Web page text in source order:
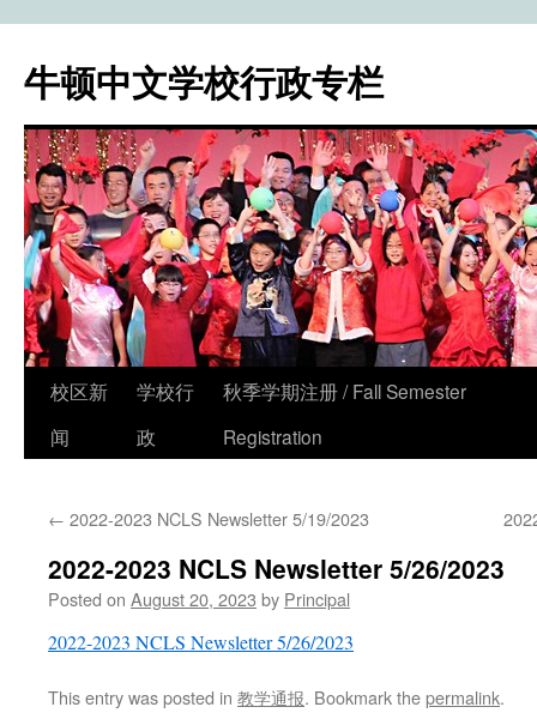
牛顿中文学校行政专栏
Skip
校区新
闻
学校行
政
秋季学期注册 / Fall Semester
Registration
← 2022-2023 NCLS Newsletter 5/19/2023
2022-2023 NCLS Newsletter 5/26/2023
Posted on August 20, 2023 by Principal
2022-2023 NCLS Newsletter 5/26/2023
This entry was posted in 教学通报. Bookmark thepermalink.